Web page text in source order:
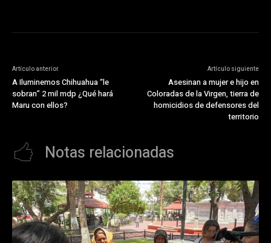
Artículo anterior
A Iluminemos Chihuahua “le
sobran” 2 mil mdp ¿Qué hará
Maru con ellos?
Artículo siguiente
Asesinan a mujer e hijo en
Coloradas de la Virgen, tierra de
homicidios de defensores del
territorio
Notas relacionadas